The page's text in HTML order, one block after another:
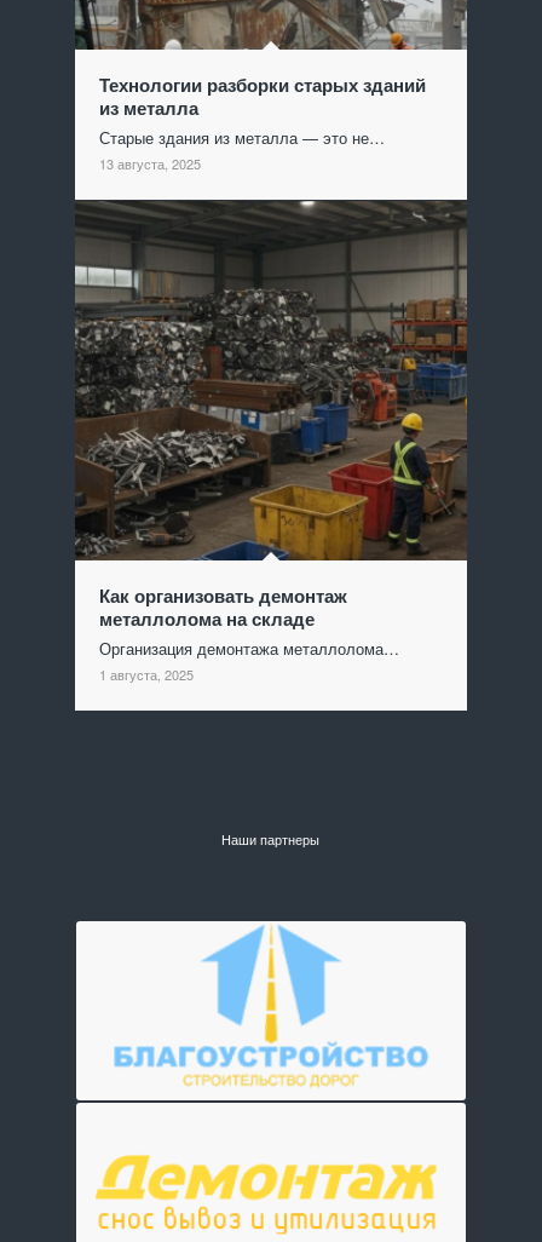
Технологии разборки старых зданий
из металла
Старые здания из металла — это не…
13 августа, 2025
Как организовать демонтаж
металлолома на складе
Организация демонтажа металлолома…
1 августа, 2025
Наши партнеры